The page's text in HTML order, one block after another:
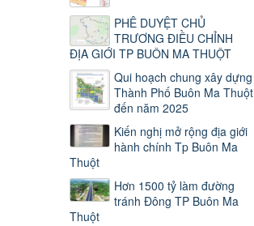
PHÊ DUYỆT CHỦ
TRƯƠNG ĐIỀU CHỈNH
ĐỊA GIỚI TP BUÔN MA THUỘT
Qui hoạch chung xây dựng
Thành Phố Buôn Ma Thuột
đến năm 2025
Kiến nghị mở rộng địa giới
hành chính Tp Buôn Ma
Thuột
Hơn 1500 tỷ làm đường
tránh Đông TP Buôn Ma
Thuột